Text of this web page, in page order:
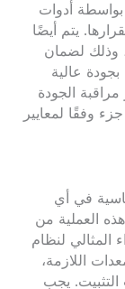
بواسطة أدوات
يتم أيضًا
وذلك لضمان
عالية
الجودة
وفقًا لمعايير
في أي
العملية من
المثالي لنظام
اللازمة،
يجب